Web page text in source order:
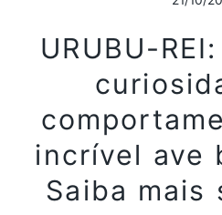
URUBU-
incrível ave
Saiba mais